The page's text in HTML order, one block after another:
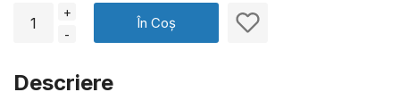
+
-
În Coș
Descriere